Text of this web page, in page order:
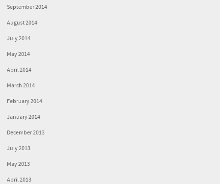
September 2014
August 2014
July 2014
May 2014
April 2014
March 2014
February 2014
January 2014
December 2013
July 2013
May 2013
April 2013